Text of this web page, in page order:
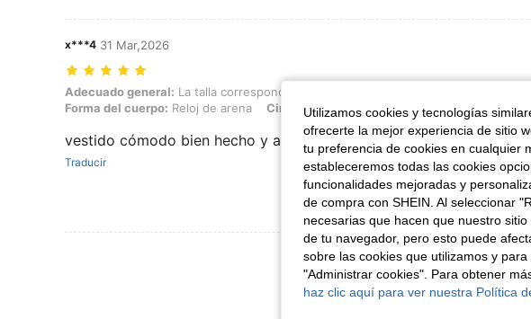
x***4 31 Mar,2026
Adecuado general: La talla corresponde, Altura: 177 cm / 70 in, Peso: 111 kg / 245 lbs,
Adecuado general: La talla corresponde
Forma del cuerpo: Reloj de arena Cintura:103 cm / 41 in Color:Azul Marino
vestido cómodo bien hecho y además pesado. el bordado ha
Traducir
Ver Más Reseñas
Utilizamos cookies y tecnologías
ofrecerte la mejor experiencia de sitio
tu preferencia de cookies en cualquier
estableceremos todas las cookies
funcionalidades mejoradas y
de compra con SHEIN. Al seleccionar
necesarias que hacen que nuestro
de tu navegador, pero esto puede
sobre las cookies que utilizamos y
"Administrar cookies". Para obtener
haz clic aquí para ver nuestra Política